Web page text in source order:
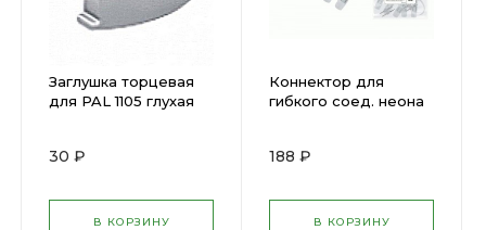
Заглушка торцевая
для PAL 1105 глухая
30 ₽
В КОРЗИНУ
Коннектор для
гибкого соед. неона
1541 ( 804056 )
188 ₽
В КОРЗИНУ